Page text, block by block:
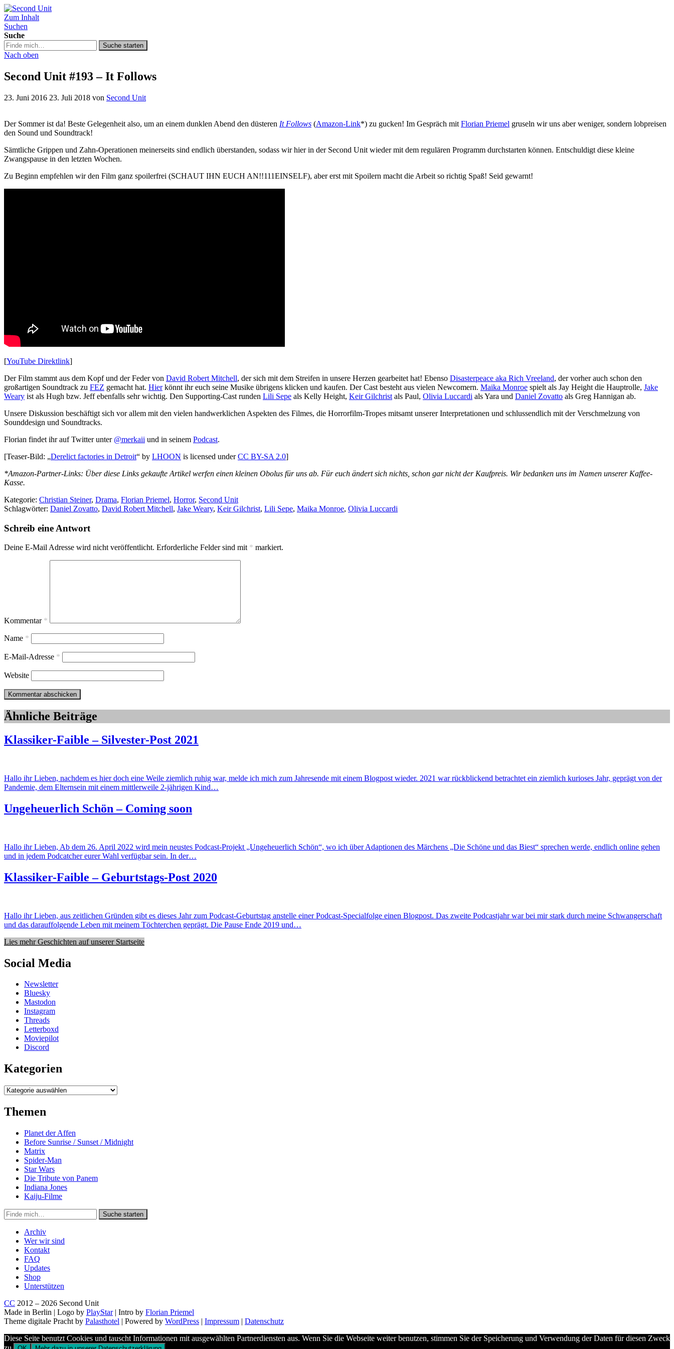
Second Unit
Zum Inhalt
Suchen
Suche
Suche
in
podcast.de/
Suche starten
Nach oben
Second Unit #193 – It Follows
23. Juni 2016 23. Juli 2018 von Second Unit
Der Sommer ist da! Beste Gelegenheit also, um an einem dunklen Abend den düsteren It Follows (Amazon-Link*) zu gucken! Im Gespräch mit Florian Priemel gruseln wir uns aber weniger, sondern lobpreisen
den Sound und Soundtrack!
Sämtliche Grippen und Zahn-Operationen meinerseits sind endlich überstanden, sodass wir hier in der Second Unit wieder mit dem regulären Programm durchstarten können. Entschuldigt diese kleine
Zwangspause in den letzten Wochen.
Zu Beginn empfehlen wir den Film ganz spoilerfrei (SCHAUT IHN EUCH AN!!111EINSELF), aber erst mit Spoilern macht die Arbeit so richtig Spaß! Seid gewarnt!
[YouTube Direktlink]
Der Film stammt aus dem Kopf und der Feder von David Robert Mitchell, der sich mit dem Streifen in unsere Herzen gearbeitet hat! Ebenso Disasterpeace aka Rich Vreeland, der vorher auch schon den
großartigen Soundtrack zu FEZ gemacht hat. Hierkönnt ihr euch seine Musike übrigens klicken und kaufen. Der Cast besteht aus vielen Newcomern. Maika Monroe spielt als Jay Height die Hauptrolle, Jake
Weary ist als Hugh bzw. Jeff ebenfalls sehr wichtig. Den Supporting-Cast runden Lili Sepe als Kelly Height, Keir Gilchrist als Paul, Olivia Luccardi als Yara und Daniel Zovatto als Greg Hannigan ab.
Unsere Diskussion beschäftigt sich vor allem mit den vielen handwerklichen Aspekten des Filmes, die Horrorfilm-Tropes mitsamt unserer Interpretationen und schlussendlich mit der Verschmelzung von
Sounddesign und Soundtracks.
Florian findet ihr auf Twitter unter @merkaii und in seinem Podcast.
[Teaser-Bild: „Derelict factories in Detroit“ by LHOON is licensed underCC BY-SA 2.0]
*Amazon-Partner-Links: Über diese Links gekaufte Artikel werfen einen kleinen Obolus für uns ab. Für euch ändert sich nichts, schon gar nicht der Kaufpreis. Wir bedanken uns im Namen unserer Kaffee-
Kasse.
Kategorie: Christian Steiner, Drama, Florian Priemel, Horror, Second Unit
Schlagwörter: Daniel Zovatto, David Robert Mitchell, Jake Weary, Keir Gilchrist, Lili Sepe, Maika Monroe, Olivia Luccardi
Schreib eine Antwort
Deine E-Mail Adresse wird nicht veröffentlicht. Erforderliche Felder sind mit * markiert.
Kommentar *
Name *
E-Mail-Adresse *
Website
Ähnliche Beiträge
Klassiker-Faible – Silvester-Post 2021
Hallo ihr Lieben, nachdem es hier doch eine Weile ziemlich ruhig war, melde ich mich zum Jahresende mit einem Blogpost wieder. 2021 war rückblickend betrachtet ein ziemlich kurioses Jahr, geprägt von der
Pandemie, dem Elternsein mit einem mittlerweile 2-jährigen Kind…
Ungeheuerlich Schön – Coming soon
Hallo ihr Lieben, Ab dem 26. April 2022 wird mein neustes Podcast-Projekt „Ungeheuerlich Schön“, wo ich über Adaptionen des Märchens „Die Schöne und das Biest“ sprechen werde, endlich online gehen
und in jedem Podcatcher eurer Wahl verfügbar sein. In der…
Klassiker-Faible – Geburtstags-Post 2020
Hallo ihr Lieben, aus zeitlichen Gründen gibt es dieses Jahr zum Podcast-Geburtstag anstelle einer Podcast-Specialfolge einen Blogpost. Das zweite Podcastjahr war bei mir stark durch meine Schwangerschaft
und das darauffolgende Leben mit meinem Töchterchen geprägt. Die Pause Ende 2019 und…
Lies mehr Geschichten auf unserer Startseite
Social Media
Newsletter
Bluesky
Mastodon
Instagram
Threads
Letterboxd
Moviepilot
Discord
Kategorien
Kategorien
Themen
Planet der Affen
Before Sunrise / Sunset / Midnight
Matrix
Spider-Man
Star Wars
Die Tribute von Panem
Indiana Jones
Kaiju-Filme
Suche
in
https://secondunit-
podcast.de/
Suche starten
Archiv
Wer wir sind
Kontakt
FAQ
Updates
Shop
Unterstützen
CC 2012 – 2026 Second Unit
Made in Berlin | Logo by PlayStar| Intro by Florian Priemel
Theme digitale Pracht by Palasthotel | Powered by WordPress | Impressum | Datenschutz
Diese Seite benutzt Cookies und tauscht Informationen mit ausgewählten Partnerdiensten aus. Wenn Sie die Webseite weiter benutzen, stimmen Sie der Speicherung und Verwendung der Daten für diesen Zweck